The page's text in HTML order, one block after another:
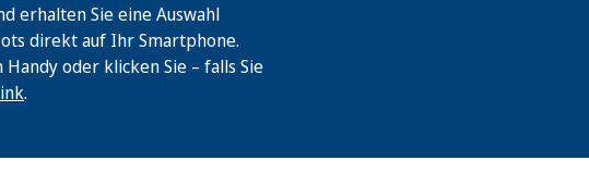
erhalten Sie eine Auswahl
direkt auf Ihr Smartphone.
oder klicken Sie – falls Sie
.